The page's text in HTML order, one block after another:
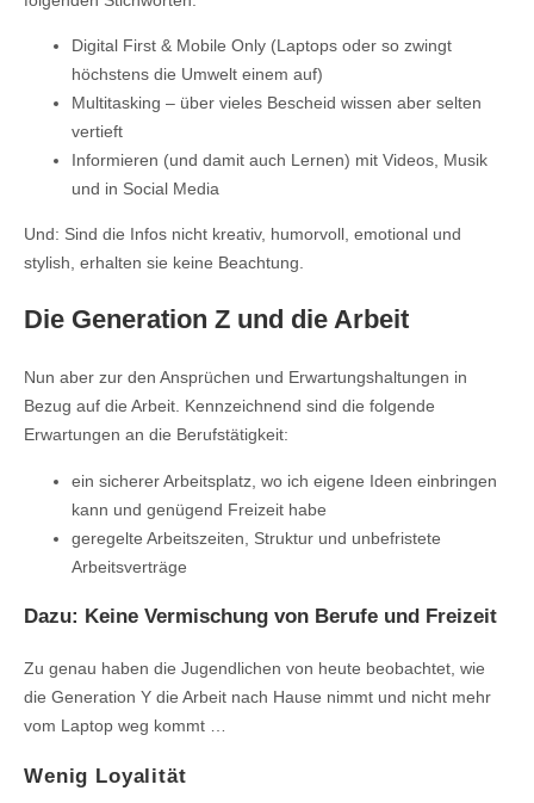
Digital First & Mobile Only (Laptops oder so zwingt
höchstens die Umwelt einem auf)
Multitasking – über vieles Bescheid wissen aber selten
vertieft
Informieren (und damit auch Lernen) mit Videos, Musik
und in Social Media
Und: Sind die Infos nicht kreativ, humorvoll, emotional und
stylish, erhalten sie keine Beachtung.
Die Generation Z und die Arbeit
Nun aber zur den Ansprüchen und Erwartungshaltungen in
Bezug auf die Arbeit. Kennzeichnend sind die folgende
Erwartungen an die Berufstätigkeit:
ein sicherer Arbeitsplatz, wo ich eigene Ideen einbringen
kann und genügend Freizeit habe
geregelte Arbeitszeiten, Struktur und unbefristete
Arbeitsverträge
Dazu: Keine Vermischung von Berufe und Freizeit
Zu genau haben die Jugendlichen von heute beobachtet, wie
die Generation Y die Arbeit nach Hause nimmt und nicht mehr
vom Laptop weg kommt …
Wenig Loyalität